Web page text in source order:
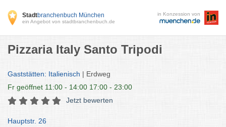
Stadtbranchenbuch München
ein Angebot von stadtbranchenbuch.de
in Konzession von
Pizzaria Italy Santo Tripodi
Gaststätten: Italienisch | Erdweg
Fr geöffnet 11:00 - 14:00 17:00 - 23:00
Jetzt bewerten
Hauptstr. 26